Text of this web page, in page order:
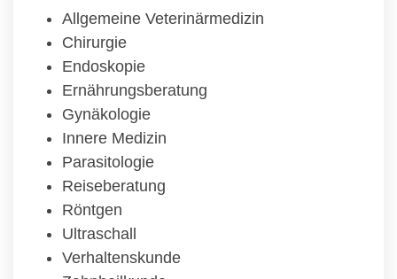
Allgemeine Veterinärmedizin
Chirurgie
Endoskopie
Ernährungsberatung
Gynäkologie
Innere Medizin
Parasitologie
Reiseberatung
Röntgen
Ultraschall
Verhaltenskunde